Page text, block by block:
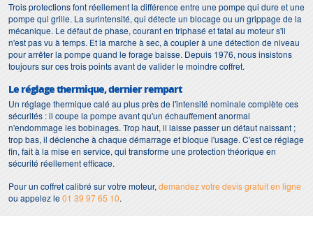
Trois protections font réellement la différence entre une pompe qui dure et une
pompe qui grille. La surintensité, qui détecte un blocage ou un grippage de la
mécanique. Le défaut de phase, courant en triphasé et fatal au moteur s'il
n'est pas vu à temps. Et la marche à sec, à coupler à une détection de niveau
pour arrêter la pompe quand le forage baisse. Depuis 1976, nous insistons
toujours sur ces trois points avant de valider le moindre coffret.
Le réglage thermique, dernier rempart
Un réglage thermique calé au plus près de l'intensité nominale complète ces
sécurités : il coupe la pompe avant qu'un échauffement anormal
n'endommage les bobinages. Trop haut, il laisse passer un défaut naissant ;
trop bas, il déclenche à chaque démarrage et bloque l'usage. C'est ce réglage
fin, fait à la mise en service, qui transforme une protection théorique en
sécurité réellement efficace.
Pour un coffret calibré sur votre moteur, demandez votre devis gratuit en ligne
ou appelez le01 39 97 65 10.